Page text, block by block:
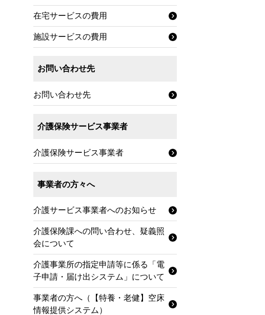
在宅サービスの費用
施設サービスの費用
お問い合わせ先
お問い合わせ先
介護保険サービス事業者
介護保険サービス事業者
事業者の方々へ
介護サービス事業者へのお知らせ
介護保険課への問い合わせ、疑義照
会について
介護事業所の指定申請等に係る「電
子申請・届け出システム」について
事業者の方へ（【特養・老健】空床
情報提供システム）